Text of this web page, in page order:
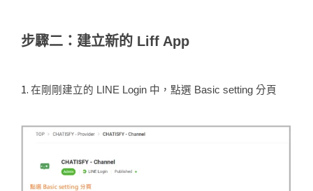
步驟二：建立新的 Liff App
1. 在剛剛建立的 LINE Login 中，點選 Basic setting 分頁